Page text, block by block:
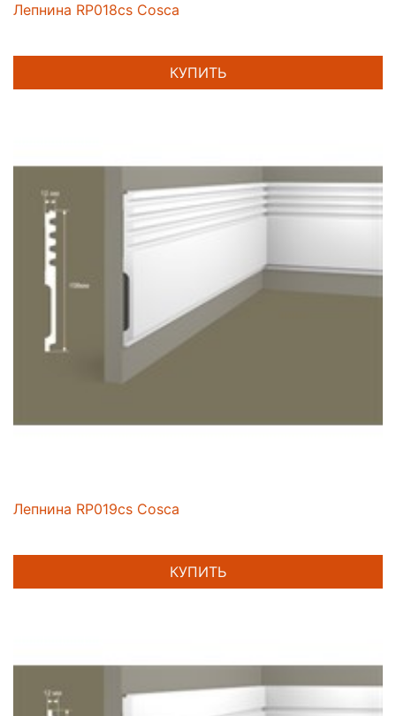
Лепнина RP018cs Cosca
КУПИТЬ
Лепнина RP019cs Cosca
КУПИТЬ